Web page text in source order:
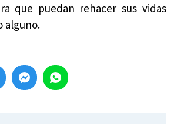
que puedan rehacer sus vidas
alguno.